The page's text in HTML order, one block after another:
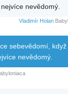
nevědomý.
Vladimír Holan
sebevědomí, když
nevědomý.